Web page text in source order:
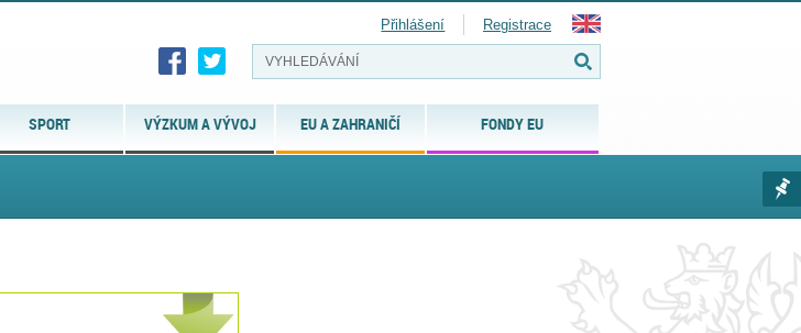
SPORT VÝZKUM A VÝVOJ EU A ZAHRANIČÍ FONDY EU
Přihlášení Registrace